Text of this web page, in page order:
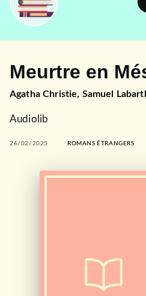
Meurtre en
Agatha Christie, Samuel
Audiolib
26/02/2025 ROMANS ÉTRANGERS